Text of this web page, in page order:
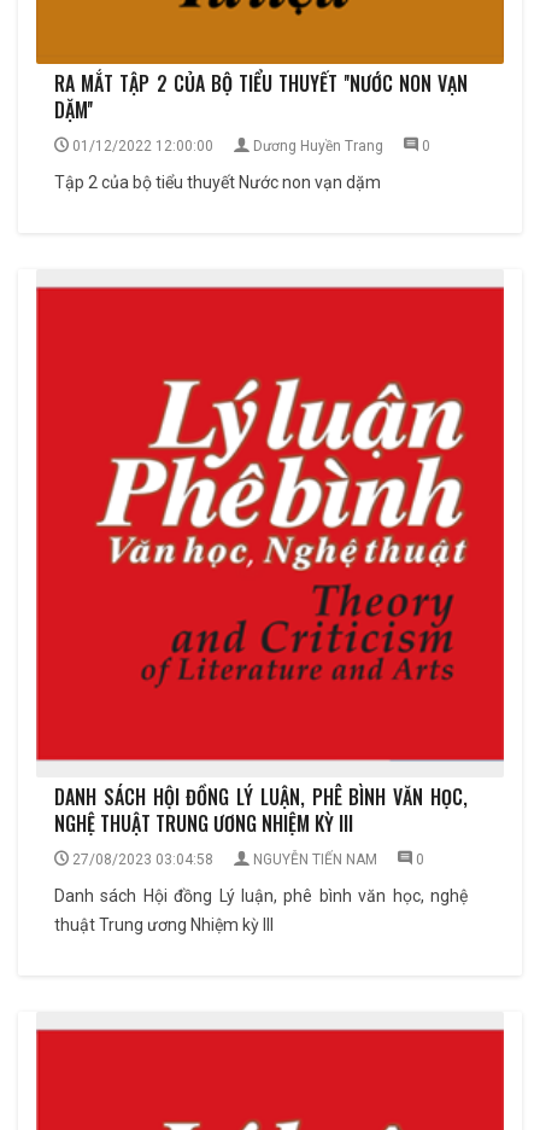
RA MẮT TẬP 2 CỦA BỘ TIỂU THUYẾT ''NƯỚC NON VẠN
DẶM''
01/12/2022 12:00:00 Dương Huyền Trang 0
Tập 2 của bộ tiểu thuyết Nước non vạn dặm
DANH SÁCH HỘI ĐỒNG LÝ LUẬN, PHÊ BÌNH VĂN HỌC,
NGHỆ THUẬT TRUNG ƯƠNG NHIỆM KỲ III
27/08/2023 03:04:58 NGUYỄN TIẾN NAM 0
Danh sách Hội đồng Lý luận, phê bình văn học, nghệ
thuật Trung ương Nhiệm kỳ III